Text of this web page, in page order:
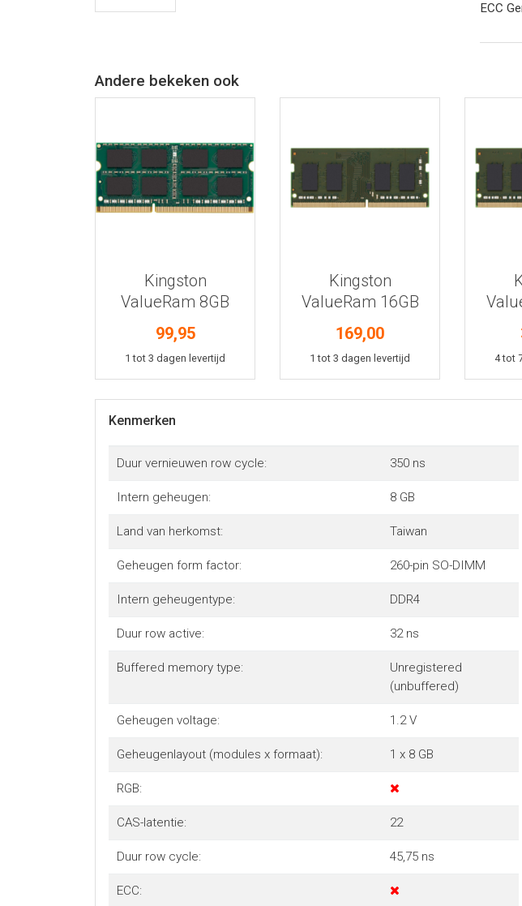
ECC
Andere bekeken ook
Bekijk meer informatie
Kingston
ValueRam 8GB
DDR3L-1600 Low-
Voltage
99,95
1 tot 3 dagen levertijd
In winkelmand
Bekijk meer informatie
Kingston
ValueRam 16GB
DDR4-3200
Sodimm
169,00
1 tot 3 dagen levertijd
In winkelmand 4 tot
In
Kenmerken
Duur vernieuwen row cycle: 350 ns
Intern geheugen: 8 GB
Land van herkomst: Taiwan
Geheugen form factor: 260-pin SO-DIMM
Intern geheugentype: DDR4
Duur row active: 32 ns
Buffered memory type:
Unregistered
(unbuffered)
Geheugen voltage: 1.2 V
Geheugenlayout (modules x formaat): 1 x 8 GB
RGB:
CAS-latentie: 22
Duur row cycle: 45,75 ns
ECC: